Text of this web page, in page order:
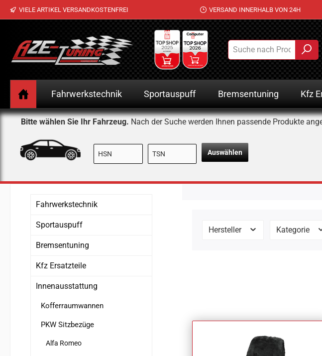
Hauptinhalt springen
Zur Suche springen
Zur Hauptnavigation springen
VIELE ARTIKEL VERSANDKOSTENFREI VERSAND INNERHALB VON 24H
Fahrwerkstechnik Sportauspuff Bremsentuning Kfz
Bitte wählen Sie Ihr Fahrzeug. Nach der Suche werden Ihnen passende Produkte
Auswählen
Fahrwerkstechnik
Sportauspuff
Bremsentuning
Kfz Ersatzteile
Innenausstattung
Kofferraumwannen
PKW Sitzbezüge
Alfa Romeo
Hersteller Kategorie